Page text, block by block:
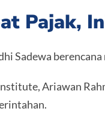
Pajak,
Sadewa
Ariawan